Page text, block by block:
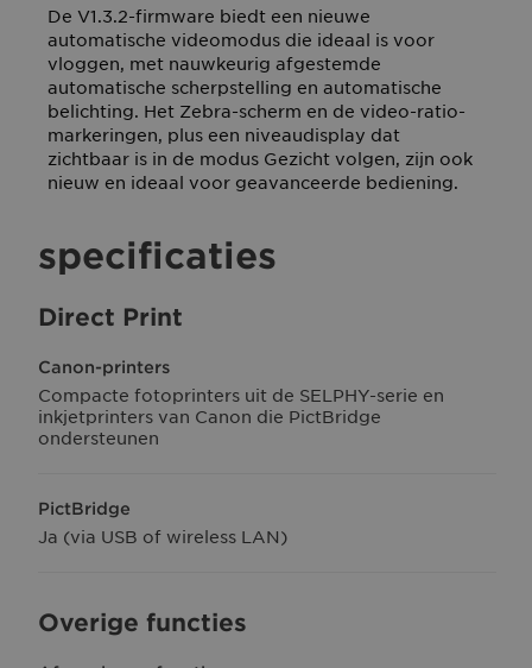
De V1.3.2-firmware biedt een nieuwe
automatische videomodus die ideaal is voor
vloggen, met nauwkeurig afgestemde
automatische scherpstelling en automatische
belichting. Het Zebra-scherm en de video-ratio-
markeringen, plus een niveaudisplay dat
zichtbaar is in de modus Gezicht volgen, zijn ook
nieuw en ideaal voor geavanceerde bediening.
specificaties
Direct Print
Canon-printers
Compacte fotoprinters uit de SELPHY-serie en
inkjetprinters van Canon die PictBridge
ondersteunen
PictBridge
Ja (via USB of wireless LAN)
Overige functies